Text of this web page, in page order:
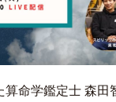
算命学鑑定士 森田